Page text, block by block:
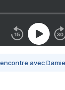
avec